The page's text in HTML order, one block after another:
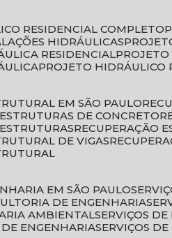
RESIDENCIAL COMPLETO
HIDRÁULICAS
RESIDENCIAL
PROJETO HIDRÁULICO
EM SÃO PAULO
DE CONCRETO
RECUPERAÇÃO
DE VIGAS
EM SÃO PAULO
DE ENGENHARIA
AMBIENTAL SERVIÇOS
DE ENGENHARIA SERVIÇOS